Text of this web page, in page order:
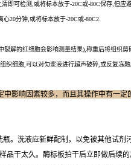
即可检测,或将标本放于-20C或-80C保存,但应
20分钟,或将标本放于-20C或-80C2.
解的红细胞会影响测量结果),称重后将组织
细胞,可以对匀浆液进行超声破碎,或反复冻
影响因素较多，而且其操作中有一定
。洗液应新鲜配制，以免被其他试
干太久。酶标板拍干后立即做后续的